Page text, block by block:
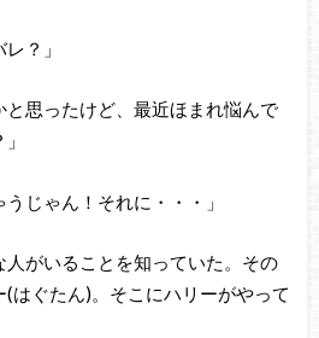
？」
と思ったけど、最近ほまれ悩んで
じゃん！それに・・・」
がいることを知っていた。その
はぐたん)。そこにハリーがやって